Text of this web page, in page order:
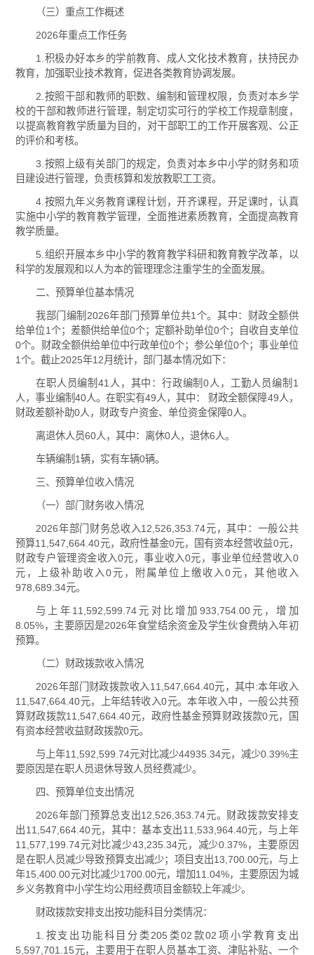
（三）重点工作概述
2026年重点工作任务
1.积极办好本乡的学前教育、成人文化技术教育，扶持民办
教育，加强职业技术教育，促进各类教育协调发展。
2.按照干部和教师的职数、编制和管理权限，负责对本乡学
校的干部和教师进行管理，制定切实可行的学校工作规章制度，
以提高教育教学质量为目的，对干部职工的工作开展客观、公正
的评价和考核。
3.按照上级有关部门的规定，负责对本乡中小学的财务和项
目建设进行管理，负责核算和发放教职工工资。
4.按照九年义务教育课程计划，开齐课程，开足课时，认真
实施中小学的教育教学管理，全面推进素质教育，全面提高教育
教学质量。
5.组织开展本乡中小学的教育教学科研和教育教学改革，以
科学的发展观和以人为本的管理理念注重学生的全面发展。
二、预算单位基本情况
我部门编制2026年部门预算单位共1个。其中：财政全额供
给单位1个；差额供给单位0个；定额补助单位0个；自收自支单位
0个。财政全额供给单位中行政单位0个；参公单位0个；事业单位
1个。截止2025年12月统计，部门基本情况如下：
在职人员编制41人，其中：行政编制0人，工勤人员编制1
人，事业编制40人。在职实有49人，其中： 财政全额保障49人，
财政差额补助0人，财政专户资金、单位资金保障0人。
离退休人员60人，其中：离休0人，退休6人。
车辆编制1辆，实有车辆0辆。
三、预算单位收入情况
（一）部门财务收入情况
2026年部门财务总收入12,526,353.74元，其中：一般公共
预算11,547,664.40元，政府性基金0元，国有资本经营收益0元，
财政专户管理资金收入0元，事业收入0元，事业单位经营收入0
元，上级补助收入0元，附属单位上缴收入0元，其他收入
978,689.34元。
与上年11,592,599.74元对比增加933,754.00元，增加
8.05%，主要原因是2026年食堂结余资金及学生伙食费纳入年初
预算。
（二）财政拨款收入情况
2026年部门财政拨款收入11,547,664.40元，其中:本年收入
11,547,664.40元，上年结转收入0元。本年收入中，一般公共预
算财政拨款11,547,664.40元，政府性基金预算财政拨款0元，国
有资本经营收益财政拨款0元。
与上年11,592,599.74元对比减少44935.34元，减少0.39%主
要原因是在职人员退休导致人员经费减少。
四、预算单位支出情况
2026年部门预算总支出12,526,353.74元。财政拨款安排支
出11,547,664.40元，其中：基本支出11,533,964.40元，与上年
11,577,199.74元对比减少43,235.34元，减少0.37%，主要原因
是在职人员减少导致预算支出减少；项目支出13,700.00元，与上
年15,400.00元对比减少1700.00元，增加11.04%，主要原因为城
乡义务教育中小学生均公用经费项目金额较上年减少。
财政拨款安排支出按功能科目分类情况：
1.按支出功能科目分类205类02款02项小学教育支出
5,597,701.15元，主要用于在职人员基本工资、津贴补贴、一个